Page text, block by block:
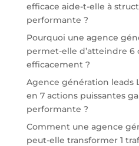
efficace aide-t-elle à
performante ?
Pourquoi une agence
permet-elle d’atteindre
efficacement ?
Agence génération leads
en 7 actions puissantes
performante ?
Comment une agence
peut-elle transformer 1